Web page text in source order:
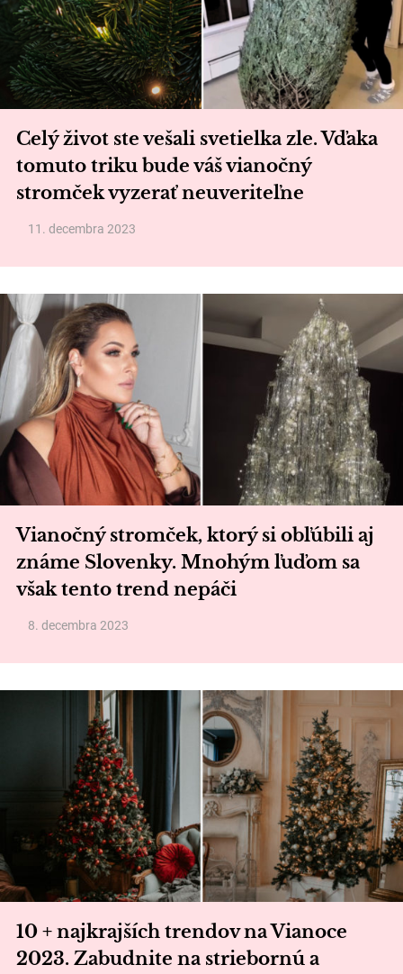
Celý život ste vešali svetielka zle. Vďaka
tomuto triku bude váš vianočný
stromček vyzerať neuveriteľne
11. decembra 2023
Vianočný stromček, ktorý si obľúbili aj
známe Slovenky. Mnohým ľuďom sa
však tento trend nepáči
8. decembra 2023
10 + najkrajších trendov na Vianoce
2023. Zabudnite na striebornú a